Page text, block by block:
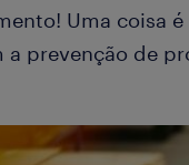
Uma coisa
a prevenção de